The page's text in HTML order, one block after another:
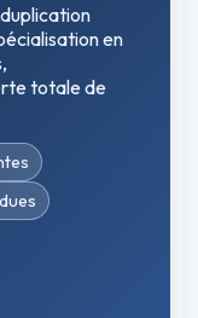
en
totale de